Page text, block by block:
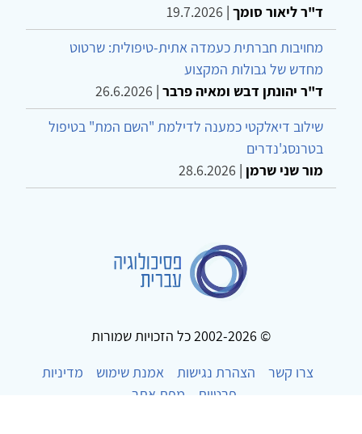
ד"ר ליאור סומך |
19.7.2026
מחויבות חברתית כעמדה אתית-טיפולית: שרטוט
מחדש של גבולות המקצוע
ד"ר יהונתן דבש ומאיה פרבר |
26.6.2026
שילוב דיאלקטי כמענה לדילמת "השם המת" בטיפול
בטרנסג'נדרים
מור שני שרמן |
28.6.2026
© 2002-2026 כל הזכויות שמורות
צרו קשר
הצהרת נגישות אמנת שימוש
מדיניות
פרטיות
מפת אתר